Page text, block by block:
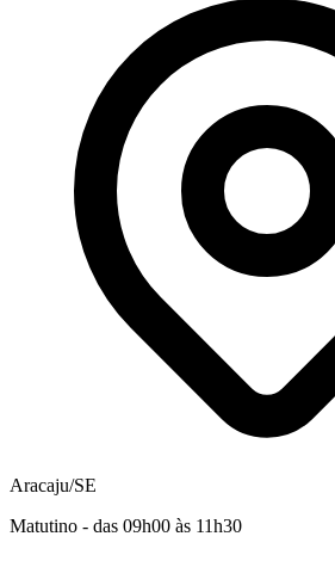
Aracaju/SE
Matutino - das 09h00 às 11h30